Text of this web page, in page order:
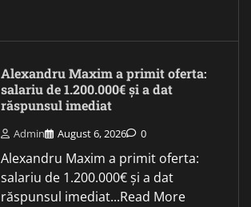
Alexandru Maxim a primit oferta:
salariu de 1.200.000€ și a dat
răspunsul imediat
Admin August 6, 2026 0
Alexandru Maxim a primit oferta:
salariu de 1.200.000€ și a dat
răspunsul imediat...Read More